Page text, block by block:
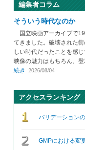
編集者コラム
そういう時代なのか
国立映画アーカイブで
てきました。破壊された
しい時代だったことを感
映像の魅力はもちろん、
続き
2026/08/04
アクセスランキング
バリデーションの
GMPにおける変